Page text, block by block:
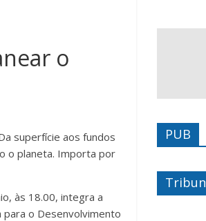
o
superfície aos fundos
o planeta. Importa por
às 18.00, integra a
para o Desenvolvimento
PUB